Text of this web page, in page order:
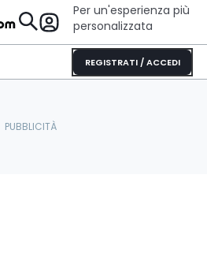
Per un'esperienza più
personalizzata
REGISTRATI / ACCEDI